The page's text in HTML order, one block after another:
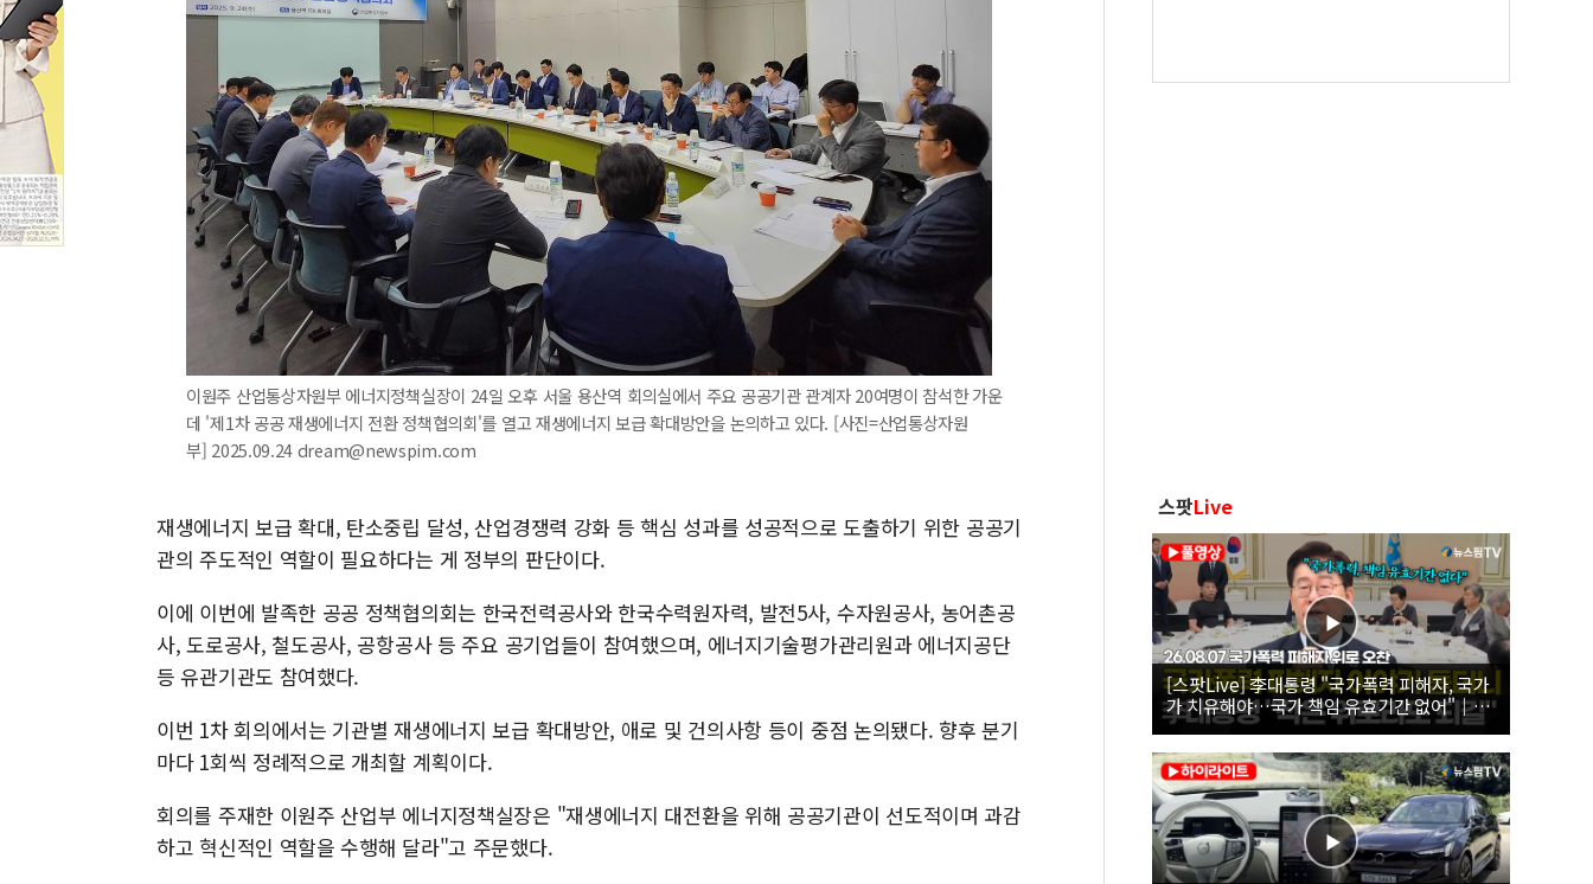
이원주 산업통상자원부 에너지정책실장이 24일 오후 서울 용산역 회의실에서 주요 공공기관 관계자 20여명이 참석한 가운
데 '제1차 공공 재생에너지 전환 정책협의회'를 열고 재생에너지 보급 확대방안을 논의하고 있다. [사진=산업통상자원
부] 2025.09.24 dream@newspim.com
재생에너지 보급 확대, 탄소중립 달성, 산업경쟁력 강화 등 핵심 성과를 성공적으로 도출하기 위한 공공기
관의 주도적인 역할이 필요하다는 게 정부의 판단이다.
이에 이번에 발족한 공공 정책협의회는 한국전력공사와 한국수력원자력, 발전5사, 수자원공사, 농어촌공
사, 도로공사, 철도공사, 공항공사 등 주요 공기업들이 참여했으며, 에너지기술평가관리원과 에너지공단
등 유관기관도 참여했다.
이번 1차 회의에서는 기관별 재생에너지 보급 확대방안, 애로 및 건의사항 등이 중점 논의됐다. 향후 분기
마다 1회씩 정례적으로 개최할 계획이다.
회의를 주재한 이원주 산업부 에너지정책실장은 "재생에너지 대전환을 위해 공공기관이 선도적이며 과감
하고 혁신적인 역할을 수행해 달라"고 주문했다.
스팟Live
[스팟Live] 李대통령 "국가폭력 피해자, 국가
가 치유해야…국가 책임 유효기간 없어"｜
26.08.07 국가폭력 피해자 위로 오찬